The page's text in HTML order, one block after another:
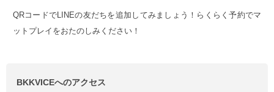
QRコードでLINEの友だちを追加してみましょう！らくらく予約でマ
ットプレイをおたのしみください！
BKKVICEへのアクセス